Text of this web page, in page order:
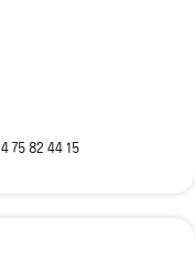
75 82 44 15